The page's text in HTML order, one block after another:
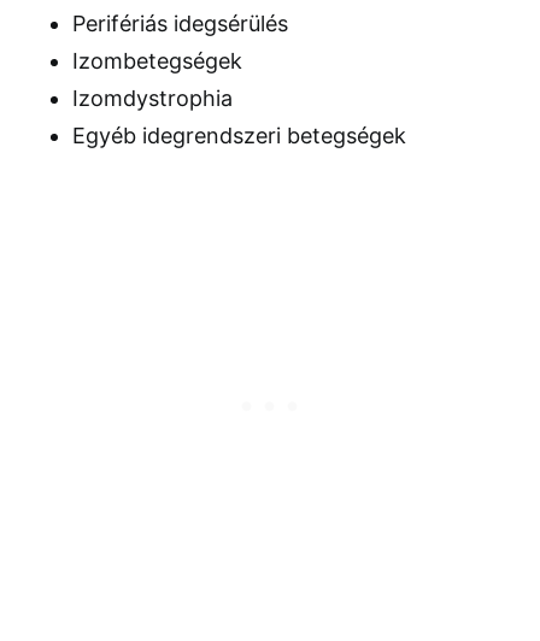
Perifériás idegsérülés
Izombetegségek
Izomdystrophia
Egyéb idegrendszeri betegségek